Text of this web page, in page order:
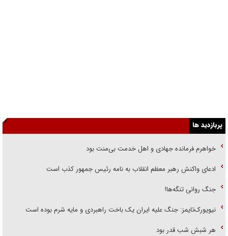
پربازدید ها
خواهرم فرمانده جهادی و اهل خدمت بی‌منت بود
ادعای واکنش رهبر معظم انقلاب به نامه رئیس جمهور کذب است
جنگ روانی تنگه‌ها!
نیویورک‌تایمز: جنگ علیه ایران یک باخت راهبردی و مایه شرم بوده است
هر شبش شب قدر بود